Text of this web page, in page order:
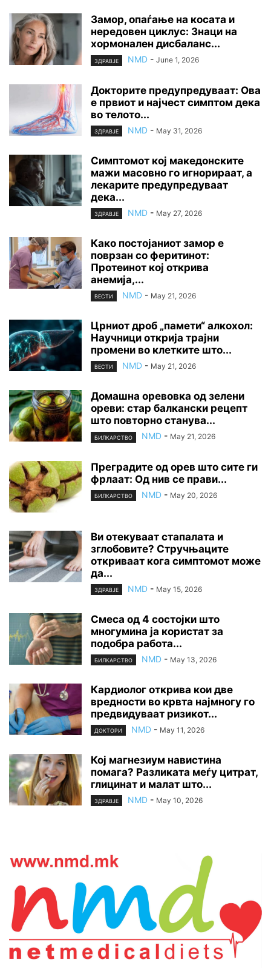
Замор, опаѓање на косата и
нередовен циклус: Знаци на
хормонален дисбаланс...
ЗДРАВЈЕ NMD - June 1, 2026
Докторите предупредуваат: Ова
е првиот и најчест симптом дека
во телото...
ЗДРАВЈЕ NMD - May 31, 2026
Симптомот кој македонските
мажи масовно го игнорираат, а
лекарите предупредуваат
дека...
ЗДРАВЈЕ NMD - May 27, 2026
Како постојаниот замор е
поврзан со феритинот:
Протеинот кој открива
анемија,...
ВЕСТИ NMD - May 21, 2026
Црниот дроб „памети“ алкохол:
Научници открија трајни
промени во клетките што...
ВЕСТИ NMD - May 21, 2026
Домашна оревовка од зелени
ореви: стар балкански рецепт
што повторно станува...
БИЛКАРСТВО NMD - May 21, 2026
Преградите од орев што сите ги
фрлаат: Од нив се прави...
БИЛКАРСТВО NMD - May 20, 2026
Ви отекуваат стапалата и
зглобовите? Стручњаците
откриваат кога симптомот може
да...
ЗДРАВЈЕ NMD - May 15, 2026
Смеса од 4 состојки што
многумина ја користат за
подобра работа...
БИЛКАРСТВО NMD - May 13, 2026
Кардиолог открива кои две
вредности во крвта најмногу го
предвидуваат ризикот...
ДОКТОРИ NMD - May 11, 2026
Кој магнезиум навистина
помага? Разликата меѓу цитрат,
глицинат и малат што...
ЗДРАВЈЕ NMD - May 10, 2026